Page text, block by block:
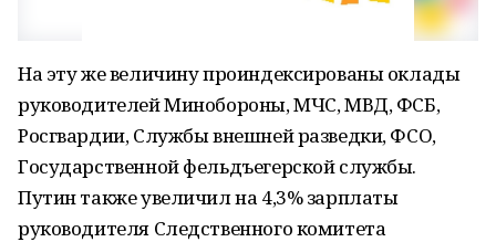
На эту же величину проиндексированы оклады
руководителей Минобороны, МЧС, МВД, ФСБ,
Росгвардии, Службы внешней разведки, ФСО,
Государственной фельдъегерской службы.
Путин также увеличил на 4,3% зарплаты
руководителя Следственного комитета